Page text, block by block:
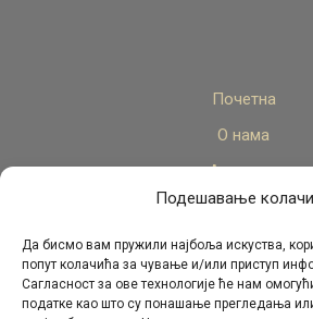
Подешавање
Да бисмо вам пружили најбоља искуства,
попут колачића за чување и/или приступ
Сагласност за ове технологије ће нам
податке као што су понашање прегледања
Почетна
О нама
Актуелно
Стручни кадар
Пројекти
Архива
Контакт